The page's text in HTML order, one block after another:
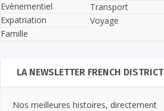
Evènementiel
Expatriation
Famille
Transport
Voyage
LA NEWSLETTER FRENCH DISTRICT
Nos meilleures histoires, directement